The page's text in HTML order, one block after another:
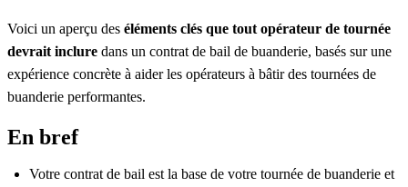
Voici un aperçu des éléments clés que tout opérateur de tournée
devrait inclure dans un contrat de bail de buanderie, basés sur une
expérience concrète à aider les opérateurs à bâtir des tournées de
buanderie performantes.
En bref
Votre contrat de bail est la base de votre tournée de buanderie et